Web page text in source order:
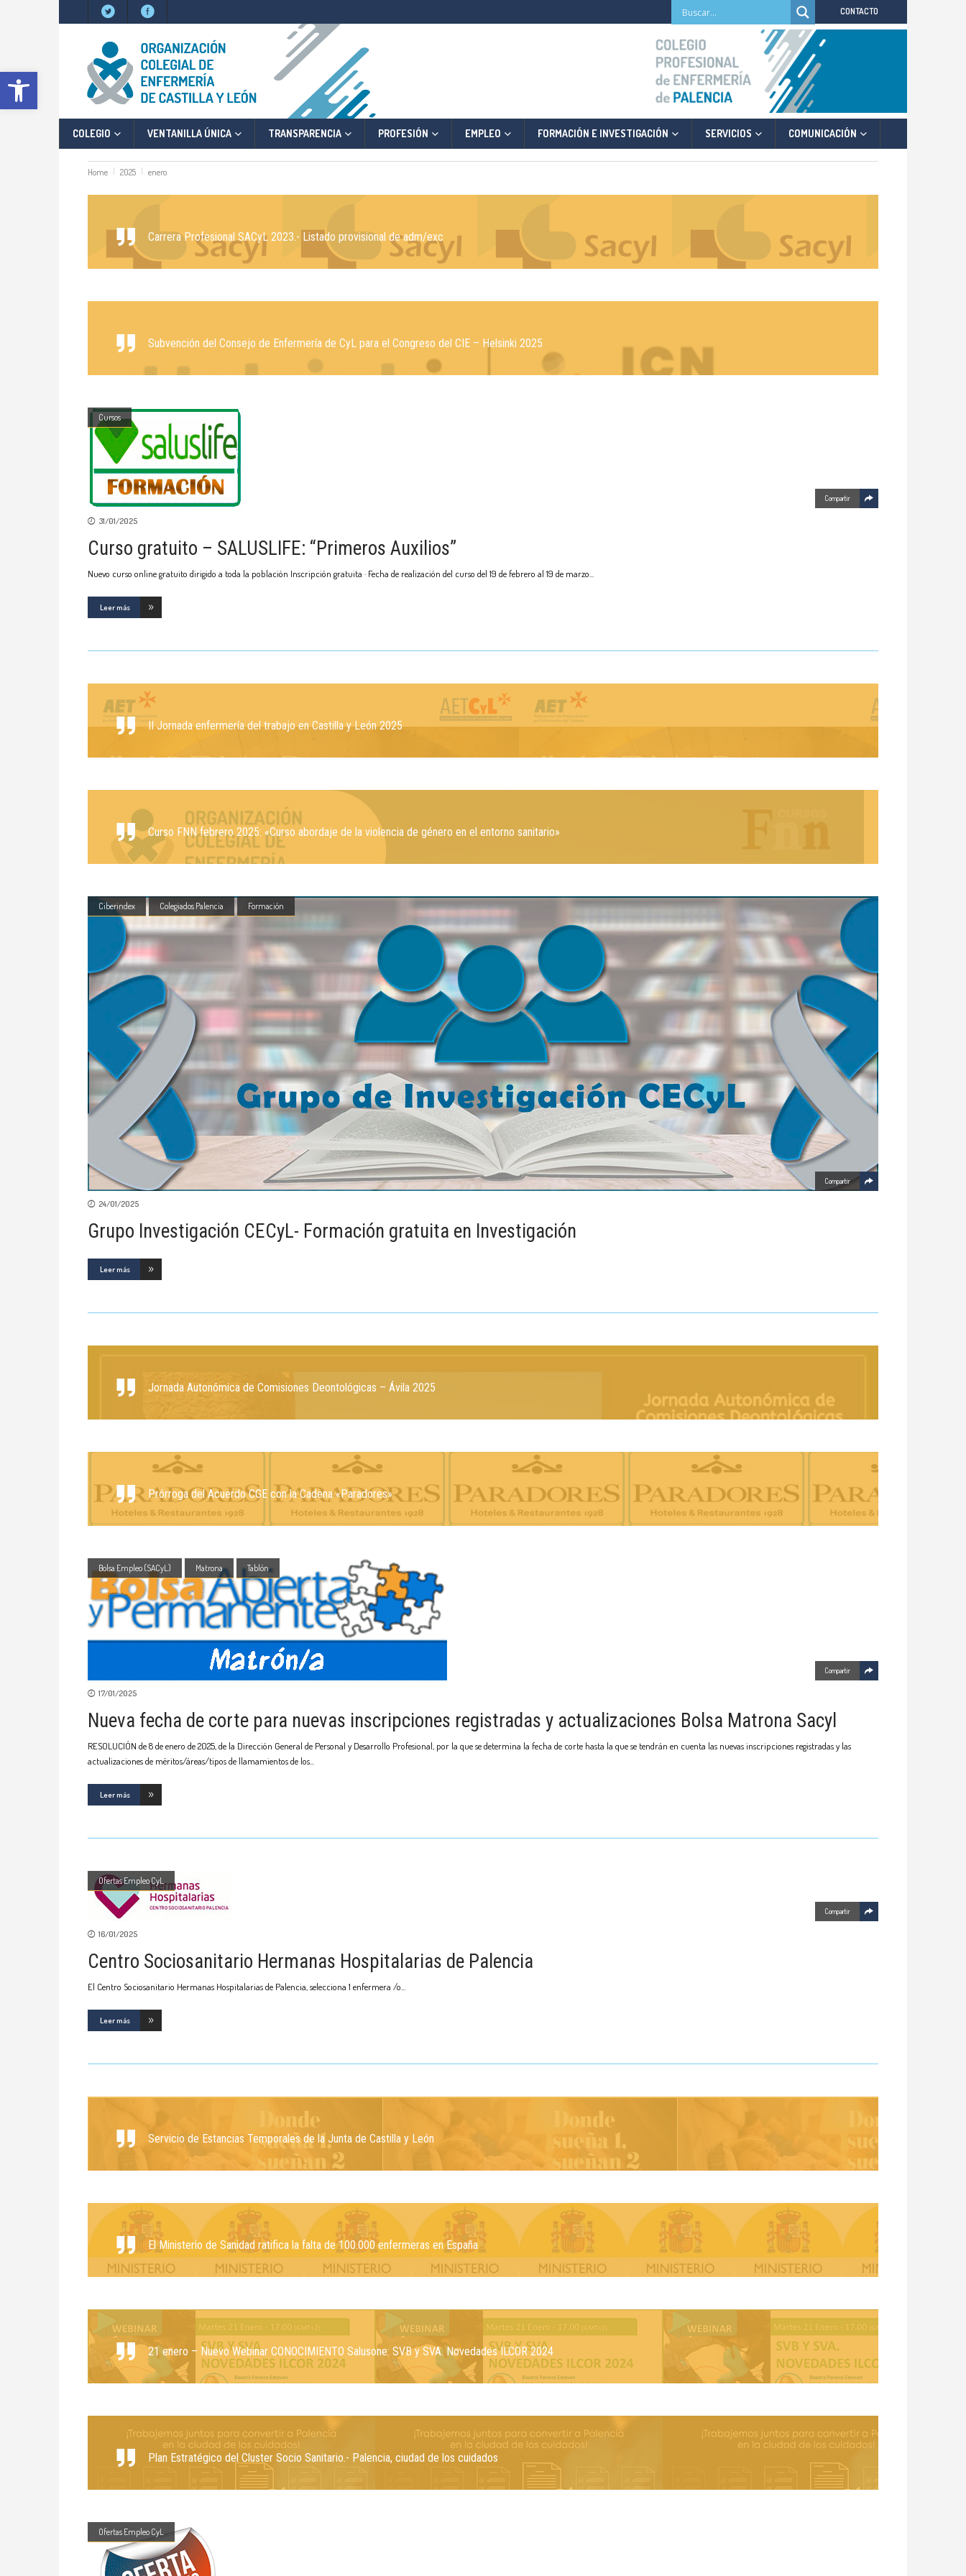
Abrir barra de herramientas
CONTACTO
COLEGIO VENTANILLA ÚNICA TRANSPARENCIA PROFESIÓN EMPLEO FORMACIÓN E INVESTIGACIÓN SERVICIOS COMUNICACIÓN
Home 2025 enero
Carrera Profesional SACyL 2023.- Listado provisional de adm/exc
Subvención del Consejo de Enfermería de CyL para el Congreso del CIE – Helsinki 2025
Cursos
Compartir
31/01/2025
Curso gratuito – SALUSLIFE: “Primeros Auxilios”
Nuevo curso online gratuito dirigido a toda la población Inscripción gratuita · Fecha de realización del curso del 19 de febrero al 19 de marzo
Leer más
II Jornada enfermería del trabajo en Castilla y León 2025
Curso FNN febrero 2025: «Curso abordaje de la violencia de género en el entorno sanitario»
Ciberindex Colegiados Palencia Formación
Compartir
24/01/2025
Grupo Investigación CECyL- Formación gratuita en Investigación
Leer más
Jornada Autonómica de Comisiones Deontológicas – Ávila 2025
Prórroga del Acuerdo CGE con la Cadena «Paradores»
Bolsa Empleo (SACyL) Matrona Tablón
Compartir
17/01/2025
Nueva fecha de corte para nuevas inscripciones registradas y actualizaciones Bolsa Matrona Sacyl
RESOLUCIÓN de 8 de enero de 2025, de la Dirección General de Personal y Desarrollo Profesional, por la que se determina la fecha de corte hasta la que se tendrán en cuenta las nuevas inscripciones registradas y las
actualizaciones de méritos/áreas/tipos de llamamientos de los
Leer más
Ofertas Empleo CyL
Compartir
16/01/2025
Centro Sociosanitario Hermanas Hospitalarias de Palencia
El Centro Sociosanitario Hermanas Hospitalarias de Palencia, selecciona 1 enfermera /o
Leer más
Servicio de Estancias Temporales de la Junta de Castilla y León
El Ministerio de Sanidad ratifica la falta de 100.000 enfermeras en España
21 enero – Nuevo Webinar CONOCIMIENTO Salusone: SVB y SVA. Novedades ILCOR 2024
Plan Estratégico del Cluster Socio Sanitario.- Palencia, ciudad de los cuidados
Ofertas Empleo CyL